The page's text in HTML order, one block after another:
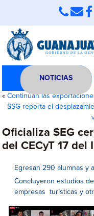
NOTICIAS
«Continúan las
SSG reporta el
Oficializa SEG
del CECyT 17 del
Egresan 290 alumnas y
Concluyeron estudios
empresas turísticas y